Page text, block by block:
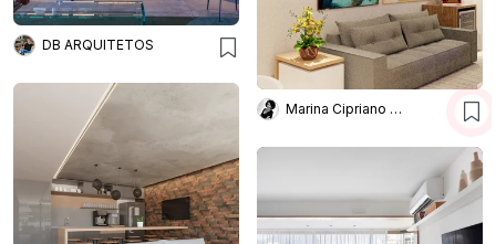
DB ARQUITETOS
Marina Cipriano Arquitetura